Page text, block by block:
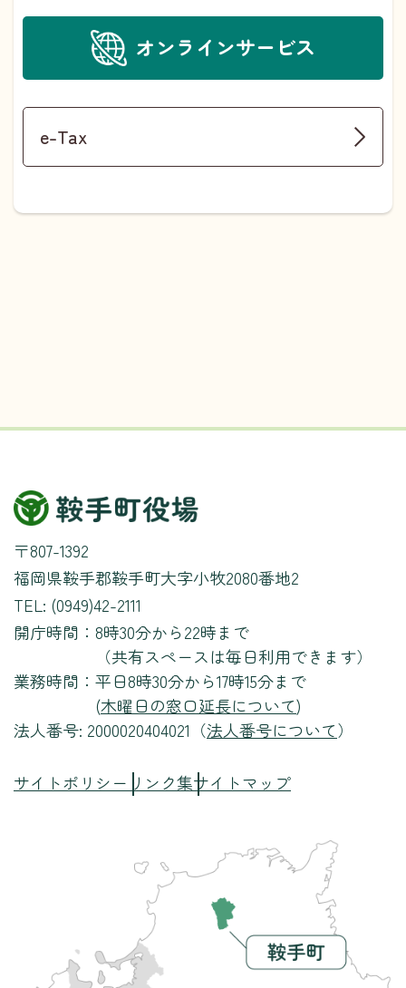
オンラインサービス
e-Tax
〒807-1392
福岡県鞍手郡鞍手町大字小牧2080番地2
TEL: (0949)42-2111
開庁時間： 8時30分から22時まで
（共有スペースは毎日利用できます）
業務時間： 平日8時30分から17時15分まで
(木曜日の窓口延長について)
法人番号: 2000020404021（法人番号について）
サイトポリシー リンク集サイトマップ